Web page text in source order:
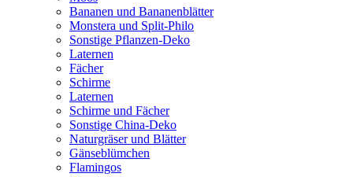
Bananen und Bananenblätter
Monstera und Split-Philo
Sonstige Pflanzen-Deko
Laternen
Fächer
Schirme
Laternen
Schirme und Fächer
Sonstige China-Deko
Naturgräser und Blätter
Gänseblümchen
Flamingos